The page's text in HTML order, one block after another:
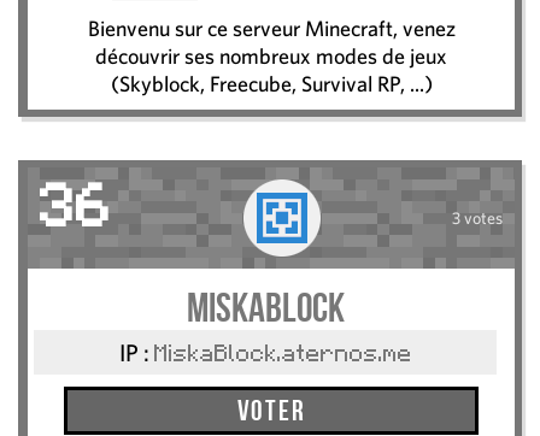
Bienvenu sur ce serveur Minecraft, venez
découvrir ses nombreux modes de jeux
(Skyblock, Freecube, Survival RP, ...)
36 3 votes
MiskaBlock
IP : MiskaBlock.aternos.me
Voter